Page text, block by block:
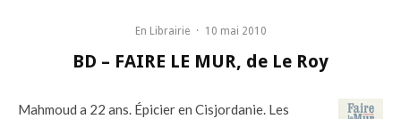
En Librairie · 10 mai 2010
BD – FAIRE LE MUR, de Le Roy
Mahmoud a 22 ans. Épicier en Cisjordanie. Les